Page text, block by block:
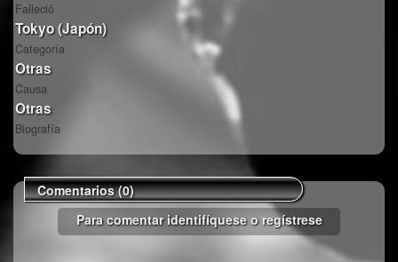
Falleció
Tokyo (Japón)
Categoría
Otras
Causa
Otras
Biografía
Comentarios (0)
Para comentar identifíquese o regístrese